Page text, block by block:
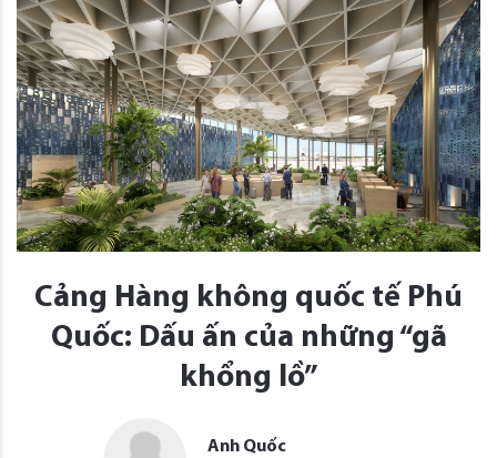
Cảng Hàng không quốc tế Phú
Quốc: Dấu ấn của những “gã
khổng lồ”
Anh Quốc